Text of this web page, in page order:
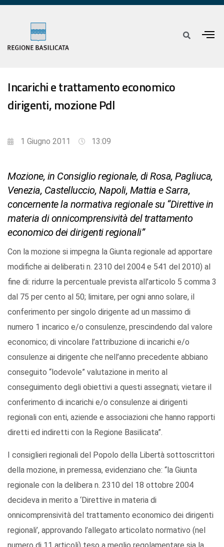
Incarichi e trattamento economico
dirigenti, mozione Pdl
1 Giugno 2011 13:09
Mozione, in Consiglio regionale, di Rosa, Pagliuca,
Venezia, Castelluccio, Napoli, Mattia e Sarra,
concernente la normativa regionale su “Direttive in
materia di onnicomprensività del trattamento
economico dei dirigenti regionali”
Con la mozione si impegna la Giunta regionale ad apportare
modifiche ai deliberati n. 2310 del 2004 e 541 del 2010) al
fine di: ridurre la percentuale prevista all’articolo 5 comma 3
dal 75 per cento al 50; limitare, per ogni anno solare, il
conferimento per singolo dirigente ad un massimo di
numero 1 incarico e/o consulenze, prescindendo dal valore
economico; di vincolare l’attribuzione di incarichi e/o
consulenze ai dirigente che nell’anno precedente abbiano
conseguito “lodevole” valutazione in merito al
conseguimento degli obiettivi a questi assegnati; vietare il
conferimento di incarichi e/o consulenze ai dirigenti
regionali con enti, aziende e associazioni che hanno rapporti
diretti ed indiretti con la Regione Basilicata”.
I consiglieri regionali del Popolo della Libertà sottoscrittori
della mozione, in premessa, evidenziano che: “la Giunta
regionale con la delibera n. 2310 del 18 ottobre 2004
decideva in merito a ‘Direttive in materia di
onnicomprensività del trattamento economico dei dirigenti
regionali’, approvando l’allegato articolato normativo (nel